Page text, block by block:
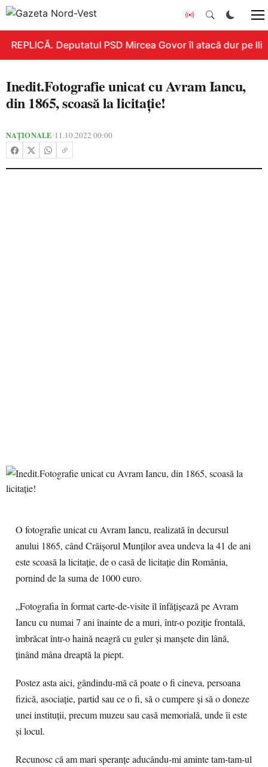
REPLICĂ. Deputatul PSD Mircea Govor îl atacă dur pe
Inedit.Fotografie unicat cu Avram Iancu,
din 1865, scoasă la licitație!
NAȚIONALE•11.10.2022 00:00
O fotografie unicat cu Avram Iancu, realizată în decursul
anului 1865, când Crăișorul Munților avea undeva la 41 de ani
este scoasă la licitație, de o casă de licitație din România,
pornind de la suma de 1000 euro.
„Fotografia în format carte-de-visite îl înfățișează pe Avram
Iancu cu numai 7 ani înainte de a muri, într-o poziție frontală,
îmbrăcat într-o haină neagră cu guler și manșete din lână,
ținând mâna dreaptă la piept.
Postez asta aici, gândindu-mă că poate o fi cineva, persoana
fizică, asociație, partid sau ce o fi, să o cumpere și să o doneze
unei instituții, precum muzeu sau casă memorială, unde îi este
și locul.
Recunosc că am mari speranțe aducându-mi aminte tam-tam-ul